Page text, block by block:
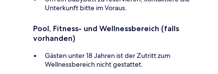
Unterkunft bitte im Voraus.
Pool, Fitness- und Wellnessbereich (falls
vorhanden)
Gästen unter 18 Jahren ist der Zutritt zum
Wellnessbereich nicht gestattet.